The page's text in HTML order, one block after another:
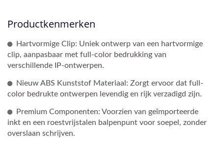
Productkenmerken
Hartvormige Clip: Uniek ontwerp van een hartvormige
clip, aanpasbaar met full-color bedrukking van
verschillende IP-ontwerpen.
Nieuw ABS Kunststof Materiaal: Zorgt ervoor dat full-
color bedrukte ontwerpen levendig en rijk verzadigd zijn.
Premium Componenten: Voorzien van geïmporteerde
inkt en een roestvrijstalen balpenpunt voor soepel, zonder
overslaan schrijven.